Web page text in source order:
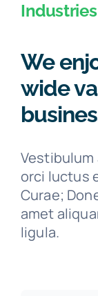
Industries
We
wide
orci luctus
Curae;
amet
ligula.